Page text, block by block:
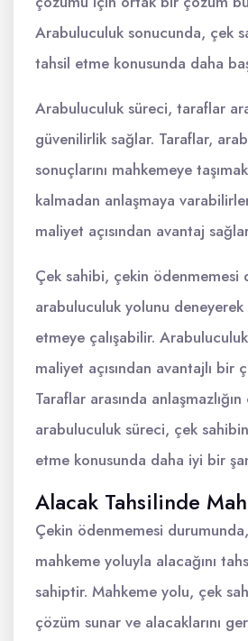
Arabuluculuk sonucunda, çek
tahsil etme konusunda daha
Arabuluculuk süreci, taraflar
güvenilirlik sağlar. Taraflar,
sonuçlarını mahkemeye
kalmadan anlaşmaya
maliyet açısından avantaj
Çek sahibi, çekin ödenmemesi
arabuluculuk yolunu deneyerek
etmeye çalışabilir.
maliyet açısından avantajlı bir
Taraflar arasında
arabuluculuk süreci, çek
etme konusunda daha iyi bir
Alacak Tahsilinde
Çekin ödenmemesi
mahkeme yoluyla alacağını
sahiptir. Mahkeme yolu, çek
çözüm sunar ve alacaklarını